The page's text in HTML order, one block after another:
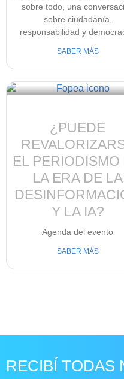
sobre todo, una
sobre ciudadanía,
responsabilidad y
SABER MÁS
¿PUEDE
EL PERIODISMO
LA ERA DE LA
Y LA IA?
Agenda del evento
SABER MÁS
RECIBÍ TODAS